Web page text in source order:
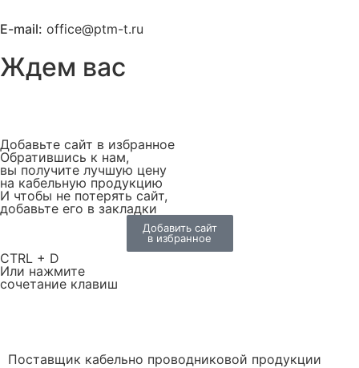
E-mail: office@ptm-t.ru
Ждем вас
Добавьте сайт в избранное
Обратившись к нам,
вы получите лучшую цену
на кабельную продукцию
И чтобы не потерять сайт,
добавьте его в закладки
Добавить сайт
в избранное
CTRL + D
Или нажмите
сочетание клавиш
Поставщик кабельно проводниковой продукции